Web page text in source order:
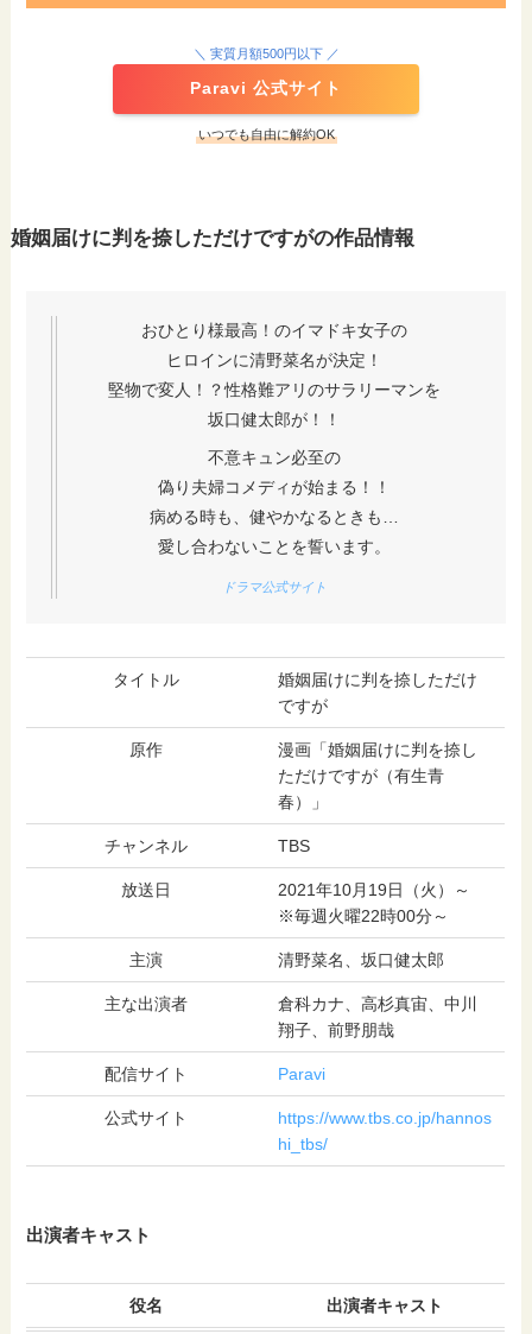
STEP
スクロールできます
①Paraviの画面右上メニューをタップ
＼ 実質月額500円以下 ／
Paravi 公式サイト
いつでも自由に解約OK
婚姻届けに判を捺しただけですがの作品情報
おひとり様最高！のイマドキ女子の
ヒロインに清野菜名が決定！
堅物で変人！？性格難アリのサラリーマンを
坂口健太郎が！！
不意キュン必至の
偽り夫婦コメディが始まる！！
病める時も、健やかなるときも…
愛し合わないことを誓います。
ドラマ公式サイト
タイトル
婚姻届けに判を捺しただけ
ですが
原作
漫画「婚姻届けに判を捺し
ただけですが（有⽣⻘
春）」
チャンネル TBS
放送日
2021年10月19日（火）～
※毎週火曜22時00分～
主演 清野菜名、坂口健太郎
主な出演者
倉科カナ、高杉真宙、中川
翔子、前野朋哉
配信サイト Paravi
公式サイト
https://www.tbs.co.jp/hannos
hi_tbs/
出演者キャスト
役名 出演者キャスト